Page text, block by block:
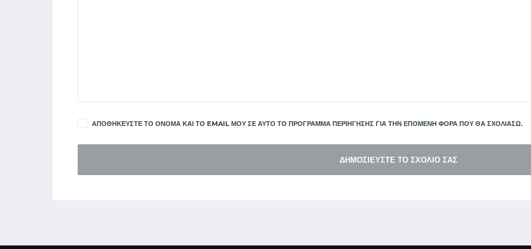
ΑΠΟΘΗΚΕΎΣΤΕ ΤΟ ΌΝΟΜΑ ΚΑΙ ΤΟ EMAIL ΜΟΥ ΣΕ ΑΥΤΌ ΤΟ ΠΡΌΓΡΑΜΜΑ ΠΕΡΙΉΓΗΣΗΣ ΓΙΑ ΤΗΝ ΕΠΌΜΕΝΗ ΦΟΡΆ ΠΟΥ ΘΑ ΣΧΟΛΙΆΣΩ.